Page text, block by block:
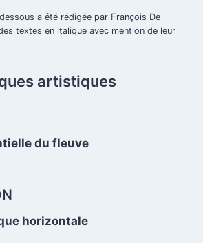
a été rédigée par François De
textes en italique avec mention de leur
artistiques
du fleuve
horizontale